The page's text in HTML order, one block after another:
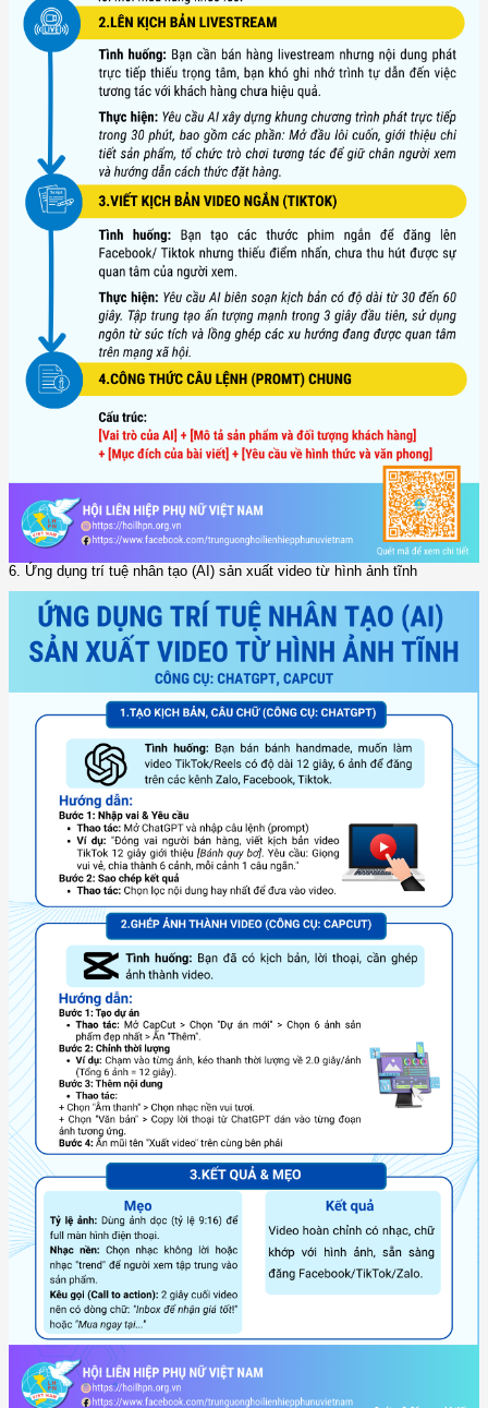
6. Ứng dụng trí tuệ nhân tạo (AI) sản xuất video từ hình ảnh tĩnh